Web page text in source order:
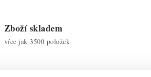
Zboží skladem
více jak 3500 položek